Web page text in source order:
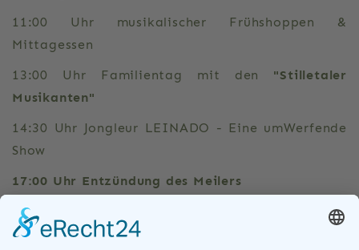
11:00 Uhr musikalischer Frühshoppen &
Mittagessen
13:00 Uhr Familientag mit den "Stilletaler
Musikanten"
14:30 Uhr Jongleur LEINADO - Eine umWerfende
Show
17:00 Uhr Entzündung des Meilers
Der Eintritt ist an beiden Tagen frei!
Unsere Seite verwendet Cookies